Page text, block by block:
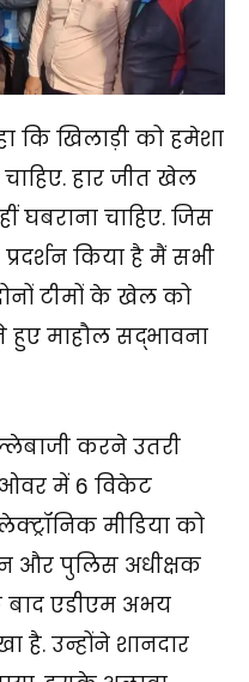
कि खिलाड़ी को हमेशा
हार जीत खेल
चाहिए. जिस
किया है मैं सभी
टीमों के खेल को
माहौल सद्भावना
करने उतरी
ओवर में 6 विकेट
मीडिया को
और पुलिस अधीक्षक
एडीएम अभय
है. उन्होंने शानदार